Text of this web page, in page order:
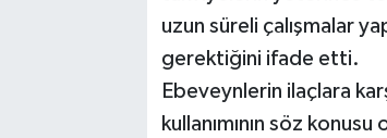
uzun süreli çalışmalar
gerektiğini ifade etti.
Ebeveynlerin ilaçlara
kullanımının söz